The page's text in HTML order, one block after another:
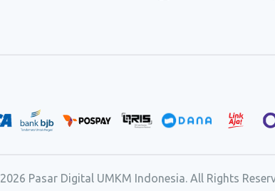
2026 Pasar Digital UMKM Indonesia. All Rights